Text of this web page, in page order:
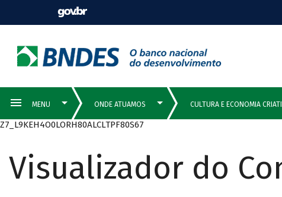
Z7_L9KEH4O0LORH80ALCLTPF80S67
Visualizador do